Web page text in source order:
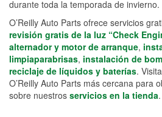
durante toda la temporada de invierno.
O’Reilly Auto Parts ofrece servicios
revisión gratis de la luz “Check
alternador y motor de arranque,
limpiaparabrisas, instalación de
reciclaje de líquidos y baterías.
O’Reilly Auto Parts más cercana para
sobre nuestros servicios en la tienda.